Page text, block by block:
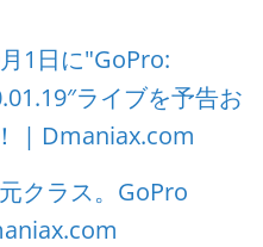
1日に"GoPro:
ライブを予告お
| Dmaniax.com
クラス。GoPro